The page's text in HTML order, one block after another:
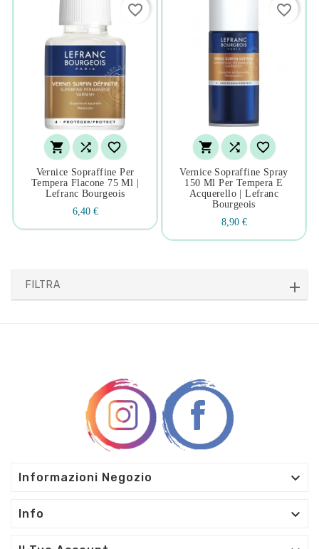
  
Vernice Sopraffine Per
Tempera Flacone 75 Ml |
Lefranc Bourgeois
6,40 €
favorite_border
  
Vernice Sopraffine Spray
150 Ml Per Tempera E
Acquerello | Lefranc
Bourgeois
8,90 €
favorite_border
FILTRA
Informazioni Negozio 
Info 